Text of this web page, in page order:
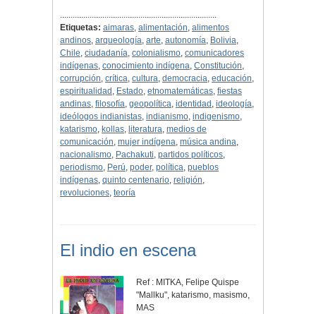
..........................................................................
Etiquetas: aimaras, alimentación, alimentos
andinos, arqueología, arte, autonomía, Bolivia,
Chile, ciudadanía, colonialismo, comunicadores
indígenas, conocimiento indígena, Constitución,
corrupción, crítica, cultura, democracia, educación,
espiritualidad , Estado, etnomatemáticas, fiestas
andinas, filosofía, geopolítica, identidad , ideología,
ideólogos indianistas, indianismo, indigenismo,
katarismo, kollas, literatura, medios de
comunicación, mujer indígena, música andina,
nacionalismo, Pachakuti, partidos políticos,
periodismo, Perú, poder, política, pueblos
indígenas, quinto centenario, religión,
revoluciones, teoría
El indio en escena
Ref : MITKA, Felipe Quispe
"Mallku", katarismo, masismo,
MAS